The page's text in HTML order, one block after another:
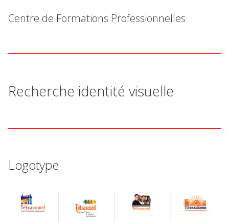
Centre de Formations Professionnelles
Recherche identité visuelle
Logotype